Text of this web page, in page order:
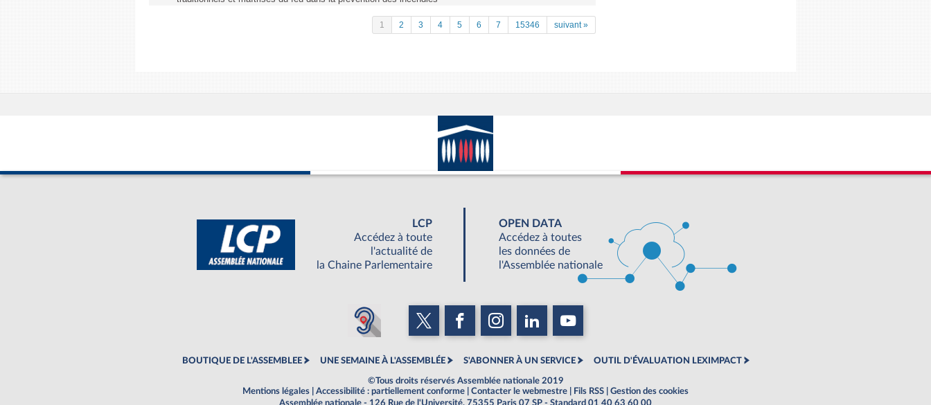
1 2 3 4 5 6 7 15346 suivant »
LCP
Accédez à toute
l'actualité de
la Chaine Parlementaire
OPEN DATA
Accédez à toutes
les données de
l'Assemblée nationale
BOUTIQUE DE L'ASSEMBLEE UNE SEMAINE À L'ASSEMBLÉE S'ABONNER À UN SERVICE OUTIL D'ÉVALUATION LEXIMPACT
©Tous droits réservés Assemblée nationale 2019
Mentions légales
Accessibilité : partiellement conforme Contacter le webmestre Fils RSS
Gestion des cookies
Assemblée nationale - 126 Rue de l'Université, 75355 Paris 07 SP - Standard 01 40 63 60 00